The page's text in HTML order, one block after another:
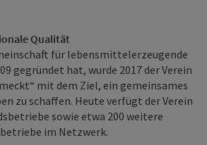
Qualität
für lebensmittelerzeugende
gegründet hat, wurde 2017 der Verein
mit dem Ziel, ein gemeinsames
zu schaffen. Heute verfügt der Verein
sowie etwa 200 weitere
im Netzwerk.